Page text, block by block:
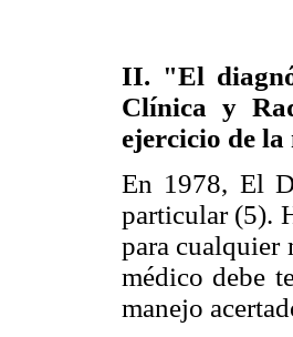
II. "El
Clínica y
ejercicio de
En 1978, El
particular (5).
para cualquier
médico debe
manejo